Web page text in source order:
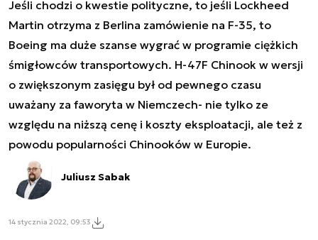
Jeśli chodzi o kwestie polityczne, to jeśli Lockheed
Martin otrzyma z Berlina zamówienie na F-35, to
Boeing ma duże szanse wygrać w programie ciężkich
śmigłowców transportowych. H-47F Chinook w wersji
o zwiększonym zasięgu był od pewnego czasu
uważany za faworyta w Niemczech- nie tylko ze
względu na niższą cenę i koszty eksploatacji, ale też z
powodu popularności Chinooków w Europie.
Juliusz Sabak
14 stycznia 2022, 09:53